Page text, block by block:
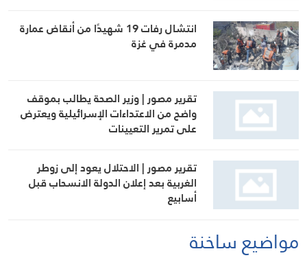
انتشال رفات 19 شهيدًا من أنقاض عمارة
مدمرة في غزة
تقرير مصور | وزير الصحة يطالب بموقف
واضح من الاعتداءات الإسرائيلية ويعترض
على تمرير التعيينات
تقرير مصور | الاحتلال يعود إلى زوطر
الغربية بعد إعلان الدولة الانسحاب قبل
أسابيع
مواضيع ساخنة